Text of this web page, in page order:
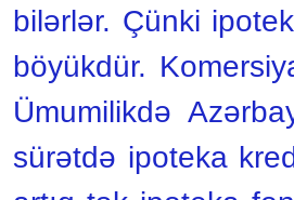
bilərlər. Çünki
böyükdür.
Ümumilikdə
sürətdə ipoteka